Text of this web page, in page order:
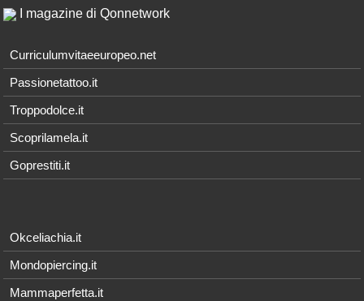
I magazine di Qonnetwork
Curriculumvitaeeuropeo.net
Passionetattoo.it
Troppodolce.it
Scoprilamela.it
Goprestiti.it
Okceliachia.it
Mondopiercing.it
Mammaperfetta.it